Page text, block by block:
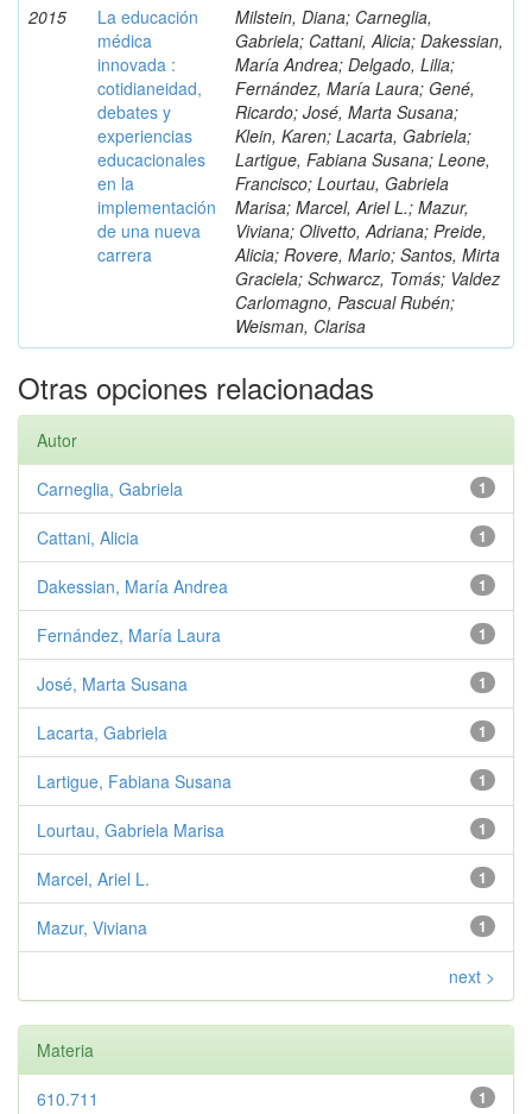
2015
La educación
médica
innovada :
cotidianeidad,
debates y
experiencias
educacionales
en la
implementación
de una nueva
carrera
Milstein, Diana; Carneglia,
Gabriela; Cattani, Alicia; Dakessian,
María Andrea; Delgado, Lilia;
Fernández, María Laura; Gené,
Ricardo; José, Marta Susana;
Klein, Karen; Lacarta, Gabriela;
Lartigue, Fabiana Susana; Leone,
Francisco; Lourtau, Gabriela
Marisa; Marcel, Ariel L.; Mazur,
Viviana; Olivetto, Adriana; Preide,
Alicia; Rovere, Mario; Santos, Mirta
Graciela; Schwarcz, Tomás; Valdez
Carlomagno, Pascual Rubén;
Weisman, Clarisa
Otras opciones relacionadas
Autor
1
Carneglia, Gabriela
1
Cattani, Alicia
1
Dakessian, María Andrea
1
Fernández, María Laura
1
José, Marta Susana
1
Lacarta, Gabriela
1
Lartigue, Fabiana Susana
1
Lourtau, Gabriela Marisa
1
Marcel, Ariel L.
1
Mazur, Viviana
next >
Materia
1
610.711